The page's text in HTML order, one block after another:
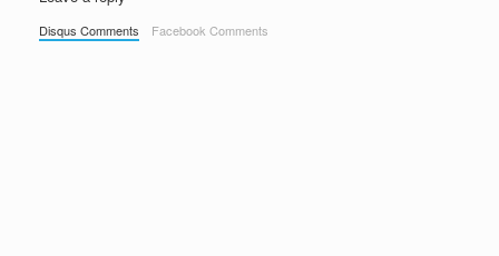
Disqus Comments Facebook Comments